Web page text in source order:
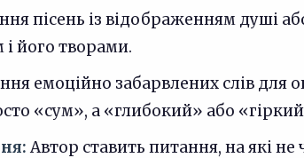
пісень із відображенням душі
його творами.
емоційно забарвлених слів для
«сум», а «глибокий» або
Автор ставить питання, на які не